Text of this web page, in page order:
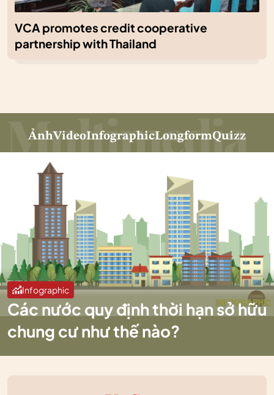
VCA promotes credit cooperative
partnership with Thailand
ẢnhVideoInfographicLongformQuizz
Infographic
Các nước quy định thời hạn sở hữu
chung cư như thế nào?